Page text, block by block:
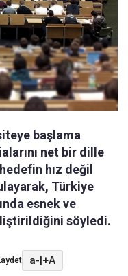
başlama
net bir dille
hız değil
Türkiye
esnek ve
söyledi.
a-|+A